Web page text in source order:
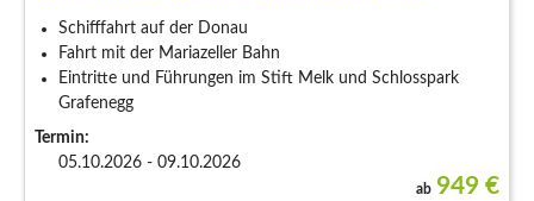
Schifffahrt auf der Donau
Fahrt mit der Mariazeller Bahn
Eintritte und Führungen im Stift Melk und Schlosspark
Grafenegg
Termin:
05.10.2026 - 09.10.2026
ab 949 €